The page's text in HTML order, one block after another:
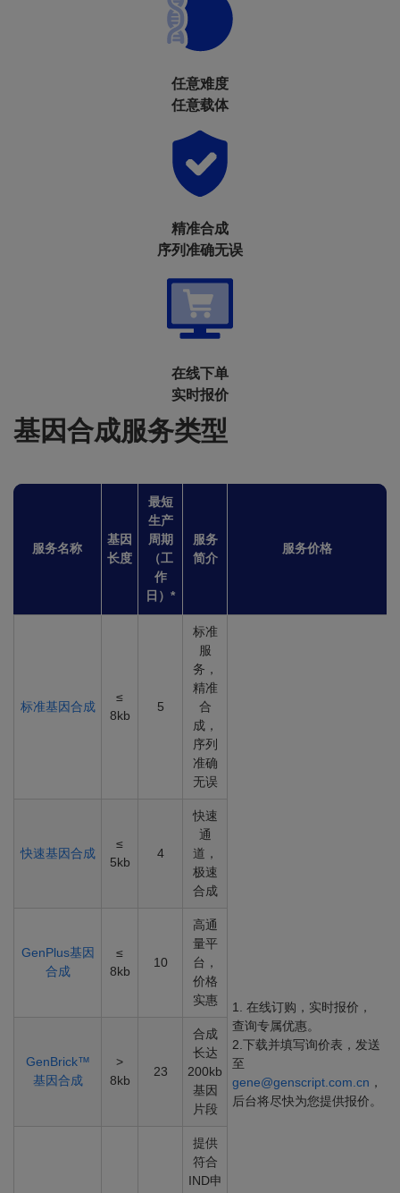
任意难度
任意载体
精准合成
序列准确无误
在线下单
实时报价
基因合成服务类型
服务名称
基因
长度
最短
生产
周期
（工
作
日）*
服务
简介
服务价格
标准基因合成
≤
8kb
5
标准
服
务，
精准
合
成，
序列
准确
无误
1. 在线订购，实时报价，
查询专属优惠。
2.下载并填写询价表，发送
至
gene@genscript.com.cn ，
后台将尽快为您提供报价。
快速基因合成
≤
5kb
4
快速
通
道，
极速
合成
GenPlus基因
合成
≤
8kb
10
高通
量平
台，
价格
实惠
GenBrick™
基因合成
>
8kb
23
合成
长达
200kb
基因
片段
提供
符合
IND申